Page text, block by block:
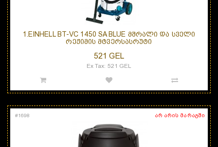
1.EINHELL BT-VC 1450 SA BLUE ᲛᲨᲠᲐᲚᲘ ᲓᲐ ᲡᲕᲔᲚᲘ
ᲠᲔᲟᲘᲛᲘᲡ ᲛᲢᲕᲔᲠᲡᲐᲡᲠᲣᲢᲘ
521 GEL
Ex Tax: 521 GEL
არ არის მარაგში
#1698